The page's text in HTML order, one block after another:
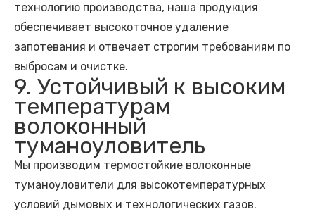
технологию производства, наша продукция
обеспечивает высокоточное удаление
запотевания и отвечает строгим требованиям по
выбросам и очистке.
9. Устойчивый к высоким
температурам
волоконный
туманоуловитель
Мы производим термостойкие волоконные
туманоуловители для высокотемпературных
условий дымовых и технологических газов.